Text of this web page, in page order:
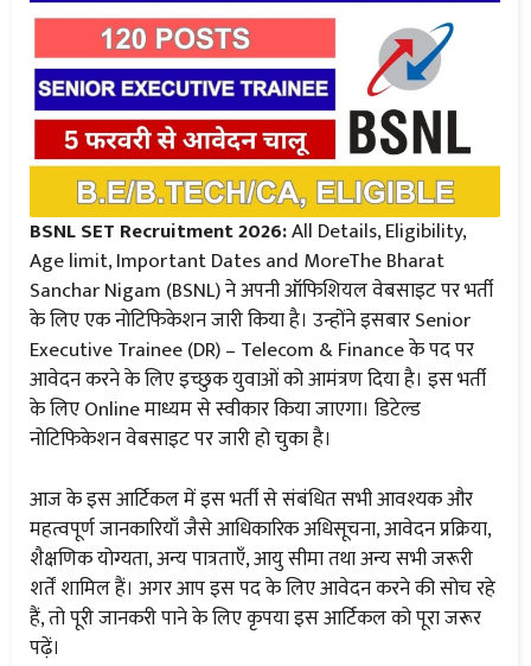
BSNL SET Recruitment 2026:All Details, Eligibility,
Age limit, Important Dates and MoreThe Bharat
Sanchar Nigam (BSNL) ने अपनी ऑफिशियल वेबसाइट पर भर्ती
के लिए एक नोटिफिकेशन जारी किया है। उन्होंने इसबार Senior
Executive Trainee (DR) – Telecom & Finance के पद पर
आवेदन करने के लिए इच्छुक युवाओं को आमंत्रण दिया है। इस भर्ती
के लिए Online माध्यम से स्वीकार किया जाएगा। डिटेल्ड
नोटिफिकेशन वेबसाइट पर जारी हो चुका है।
आज के इस आर्टिकल में इस भर्ती से संबंधित सभी आवश्यक और
महत्वपूर्ण जानकारियाँ जैसे आधिकारिक अधिसूचना, आवेदन प्रक्रिया,
शैक्षणिक योग्यता, अन्य पात्रताएँ, आयु सीमा तथा अन्य सभी जरूरी
शर्तें शामिल हैं। अगर आप इस पद के लिए आवेदन करने की सोच रहे
हैं, तो पूरी जानकरी पाने के लिए कृपया इस आर्टिकल को पूरा जरूर
पढ़ें।